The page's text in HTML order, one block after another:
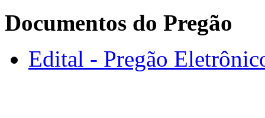
Documentos do Pregão
Edital - Pregão